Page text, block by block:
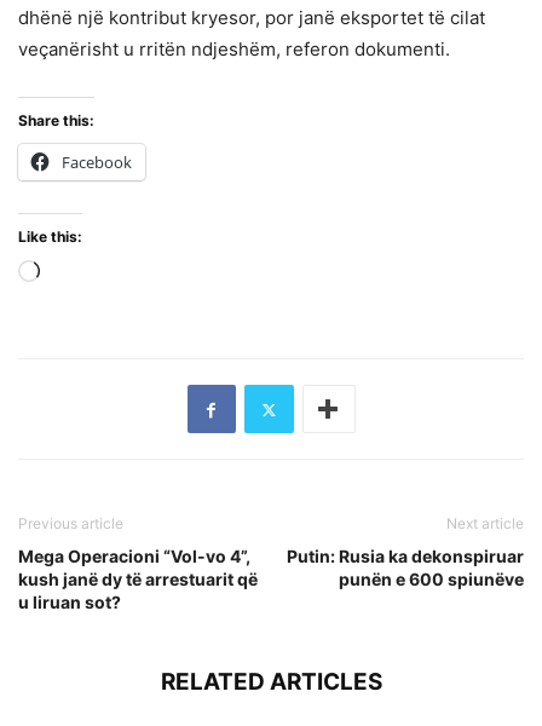
dhënë një kontribut kryesor, por janë eksportet të cilat
veçanërisht u rritën ndjeshëm, referon dokumenti.
Share this:
Facebook
Like this:
Previous article
Mega Operacioni “Vol-vo 4”,
kush janë dy të arrestuarit që
u liruan sot?
Next article
Putin: Rusia ka dekonspiruar
punën e 600 spiunëve
RELATED ARTICLES